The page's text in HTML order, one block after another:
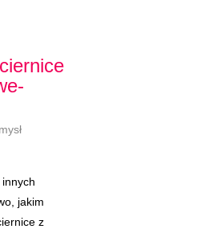
jakim
z